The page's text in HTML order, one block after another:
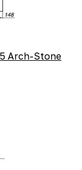
Arch-Stone